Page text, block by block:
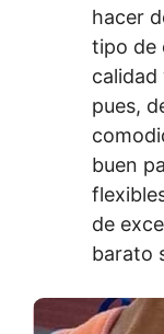
hacer
tipo de
calidad
pues,
buen
de
barato